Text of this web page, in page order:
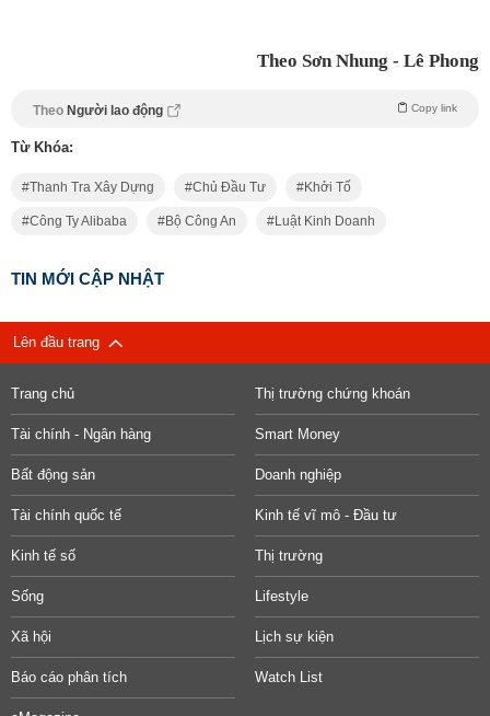
Theo Sơn Nhung - Lê Phong
Theo Người lao động Copy link
Từ Khóa:
Thanh Tra Xây Dựng Chủ Đầu Tư Khởi Tố
Công Ty Alibaba Bộ Công An Luật Kinh Doanh
TIN MỚI CẬP NHẬT
Lên đầu trang
Trang chủ Thị trường chứng khoán
Tài chính - Ngân hàng Smart Money
Bất động sản Doanh nghiệp
Tài chính quốc tế Kinh tế vĩ mô - Đầu tư
Kinh tế số Thị trường
Sống Lifestyle
Xã hội Lịch sự kiện
Báo cáo phân tích Watch List